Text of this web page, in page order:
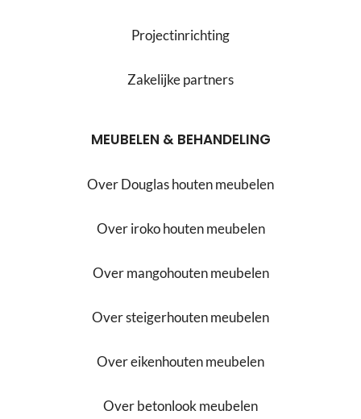
Projectinrichting
Zakelijke partners
MEUBELEN & BEHANDELING
Over Douglas houten meubelen
Over iroko houten meubelen
Over mangohouten meubelen
Over steigerhouten meubelen
Over eikenhouten meubelen
Over betonlook meubelen